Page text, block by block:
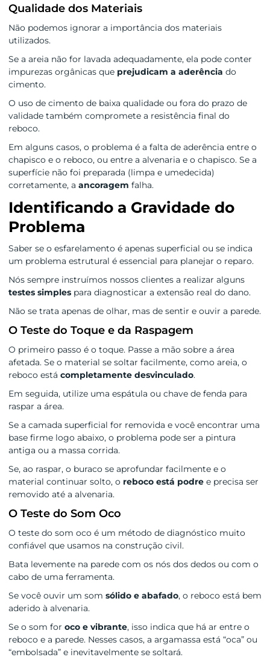
Qualidade dos Materiais
Não podemos ignorar a importância dos materiais
utilizados.
Se a areia não for lavada adequadamente, ela pode conter
impurezas orgânicas que prejudicam a aderência do
cimento.
O uso de cimento de baixa qualidade ou fora do prazo de
validade também compromete a resistência final do
reboco.
Em alguns casos, o problema é a falta de aderência entre o
chapisco e o reboco, ou entre a alvenaria e o chapisco. Se a
superfície não foi preparada (limpa e umedecida)
corretamente, a ancoragem falha.
Identificando a Gravidade do
Problema
Saber se o esfarelamento é apenas superficial ou se indica
um problema estrutural é essencial para planejar o reparo.
Nós sempre instruímos nossos clientes a realizar alguns
testes simplespara diagnosticar a extensão real do dano.
Não se trata apenas de olhar, mas de sentir e ouvir a parede.
O Teste do Toque e da Raspagem
O primeiro passo é o toque. Passe a mão sobre a área
afetada. Se o material se soltar facilmente, como areia, o
reboco está completamente desvinculado.
Em seguida, utilize uma espátula ou chave de fenda para
raspar a área.
Se a camada superficial for removida e você encontrar uma
base firme logo abaixo, o problema pode ser a pintura
antiga ou a massa corrida.
Se, ao raspar, o buraco se aprofundar facilmente e o
material continuar solto, o reboco está podree precisa ser
removido até a alvenaria.
O Teste do Som Oco
O teste do som oco é um método de diagnóstico muito
confiável que usamos na construção civil.
Bata levemente na parede com os nós dos dedos ou com o
cabo de uma ferramenta.
Se você ouvir um som sólido e abafado, o reboco está bem
aderido à alvenaria.
Se o som for oco e vibrante, isso indica que há ar entre o
reboco e a parede. Nesses casos, a argamassa está “oca” ou
“embolsada” e inevitavelmente se soltará.